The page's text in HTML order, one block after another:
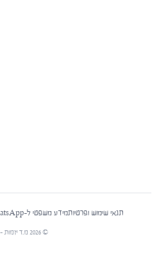
תנאי שימוש ופרטיותמידע משפטי ל-WhatsApp
©
2026 מ.ד יזמות